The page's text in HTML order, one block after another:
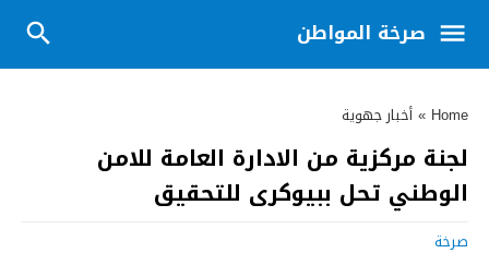
صرخة المواطن
Home
» أخبار جهوية
لجنة مركزية من الادارة العامة للامن
الوطني تحل ببيوكرى للتحقيق
صرخة